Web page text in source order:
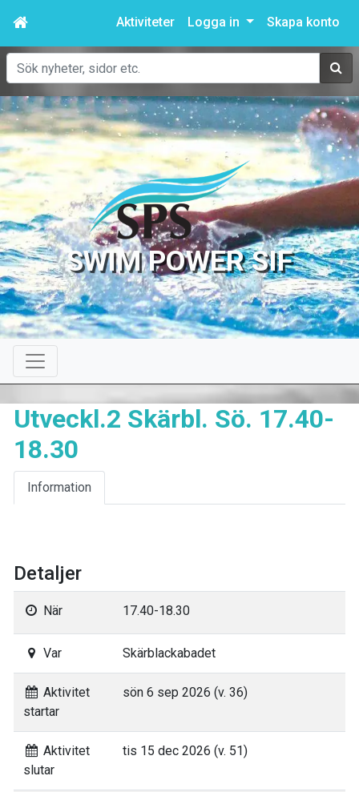
Aktiviteter Logga in Skapa konto
Sök
SWIM POWER SIF
Utveckl.2 Skärbl. Sö. 17.40-
18.30
Information
Detaljer
När 17.40-18.30
Var Skärblackabadet
Aktivitet
startar
sön 6 sep 2026 (v. 36)
Aktivitet
slutar
tis 15 dec 2026 (v. 51)